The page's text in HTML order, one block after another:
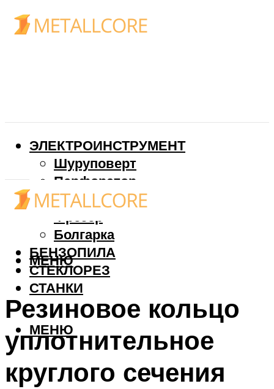
ЭЛЕКТРОИНСТРУМЕНТ
Шуруповерт
Перфоратор
Дрель
Фрезер
Болгарка
БЕНЗОПИЛА
СТЕКЛОРЕЗ
СТАНКИ
МЕНЮ
МЕНЮ
Резиновое кольцо
уплотнительное
круглого сечения